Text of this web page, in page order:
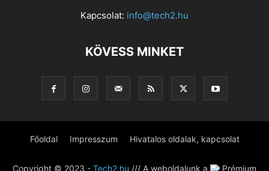
Kapcsolat: info@tech2.hu
KÖVESS MINKET
Főoldal Impresszum Hivatalos oldalak, kapcsolat
Copyright © 2023 - Tech2.hu /// A weboldalunk a Prémium